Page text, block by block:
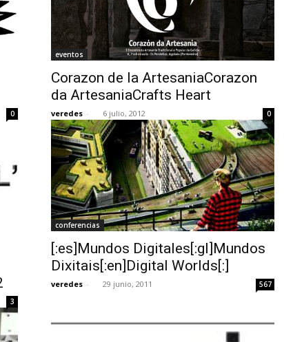
0
eventos
Corazon de la ArtesaniaCorazon
da ArtesaniaCrafts Heart
veredes - 6 julio, 2012 0
3
conferencias
[:es]Mundos Digitales[:gl]Mundos
Dixitais[:en]Digital Worlds[:]
veredes - 29 junio, 2011 567